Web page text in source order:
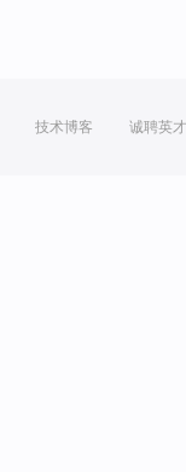
技术博客 诚聘英才